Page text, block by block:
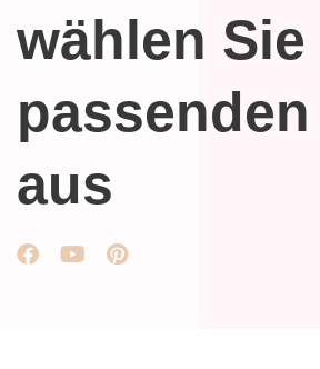
wählen Sie
aus